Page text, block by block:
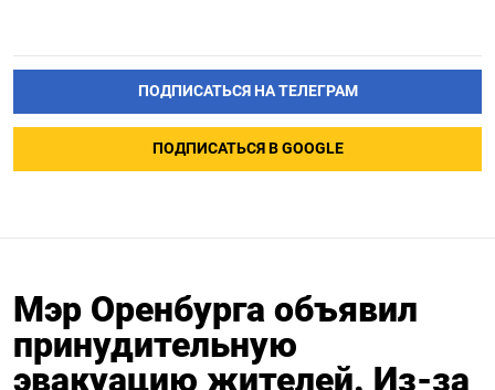
ПОДПИСАТЬСЯ НА ТЕЛЕГРАМ
ПОДПИСАТЬСЯ В GOOGLE
Мэр Оренбурга объявил
принудительную
эвакуацию жителей. Из-за